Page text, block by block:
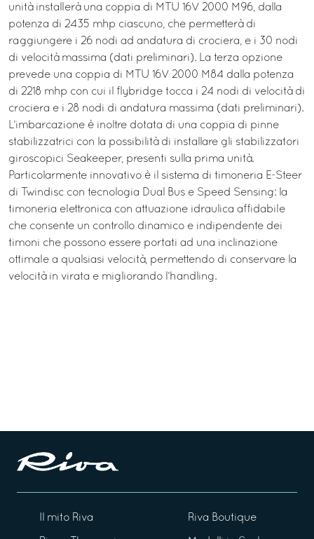
unità installerà una coppia di MTU 16V 2000 M96, dalla
potenza di 2435 mhp ciascuno, che permetterà di
raggiungere i 26 nodi ad andatura di crociera, e i 30 nodi
di velocità massima (dati preliminari). La terza opzione
prevede una coppia di MTU 16V 2000 M84 dalla potenza
di 2218 mhp con cui il flybridge tocca i 24 nodi di velocità di
crociera e i 28 nodi di andatura massima (dati preliminari).
L’imbarcazione è inoltre dotata di una coppia di pinne
stabilizzatrici con la possibilità di installare gli stabilizzatori
giroscopici Seakeeper, presenti sulla prima unità.
Particolarmente innovativo è il sistema di timoneria E-Steer
di Twindisc con tecnologia Dual Bus e Speed Sensing: la
timoneria elettronica con attuazione idraulica affidabile
che consente un controllo dinamico e indipendente dei
timoni che possono essere portati ad una inclinazione
ottimale a qualsiasi velocità, permettendo di conservare la
velocità in virata e migliorando l’handling.
Il mito Riva Riva Boutique